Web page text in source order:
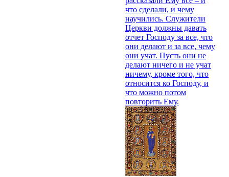
что сделали, и чему
научились. Служители
Церкви должны давать
отчет Господу за все, что
они делают и за все, чему
они учат. Пусть они не
делают ничего и не учат
ничему, кроме того, что
относится ко Господу, и
что можно потом
повторить Ему.